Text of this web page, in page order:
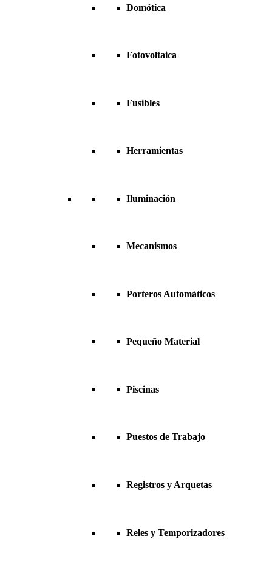
Domótica
Fotovoltaica
Fusibles
Herramientas
Iluminación
Mecanismos
Porteros Automáticos
Pequeño Material
Piscinas
Puestos de Trabajo
Registros y Arquetas
Reles y Temporizadores